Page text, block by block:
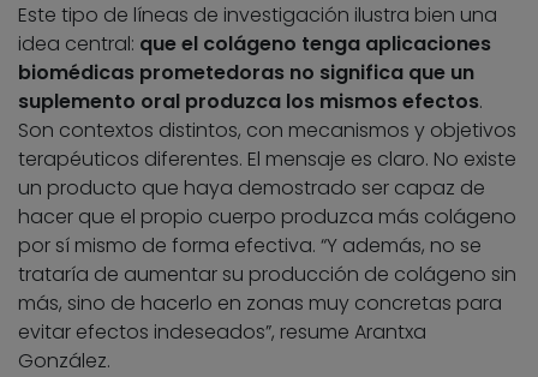
Este tipo de líneas de investigación ilustra bien una
idea central: que el colágeno tenga aplicaciones
biomédicas prometedoras no significa que un
suplemento oral produzca los mismos efectos.
Son contextos distintos, con mecanismos y objetivos
terapéuticos diferentes. El mensaje es claro. No existe
un producto que haya demostrado ser capaz de
hacer que el propio cuerpo produzca más colágeno
por sí mismo de forma efectiva. “Y además, no se
trataría de aumentar su producción de colágeno sin
más, sino de hacerlo en zonas muy concretas para
evitar efectos indeseados”, resume Arantxa
González.